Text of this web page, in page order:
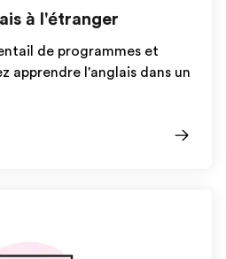
à l'étranger
de programmes et
apprendre l'anglais dans un